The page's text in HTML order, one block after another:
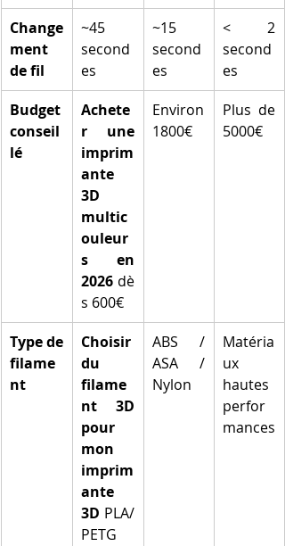
Change
ment
de fil
~45
second
es
~15
second
es
< 2
second
es
Budget
conseil
lé
Achete
r une
imprim
ante
3D
multic
ouleur
s en
2026 dè
s 600€
Environ
1800€
Plus de
5000€
Type de
filame
nt
Choisir
du
filame
nt 3D
pour
mon
imprim
ante
3D PLA/
PETG
ABS /
ASA /
Nylon
Matéria
ux
hautes
perfor
mances